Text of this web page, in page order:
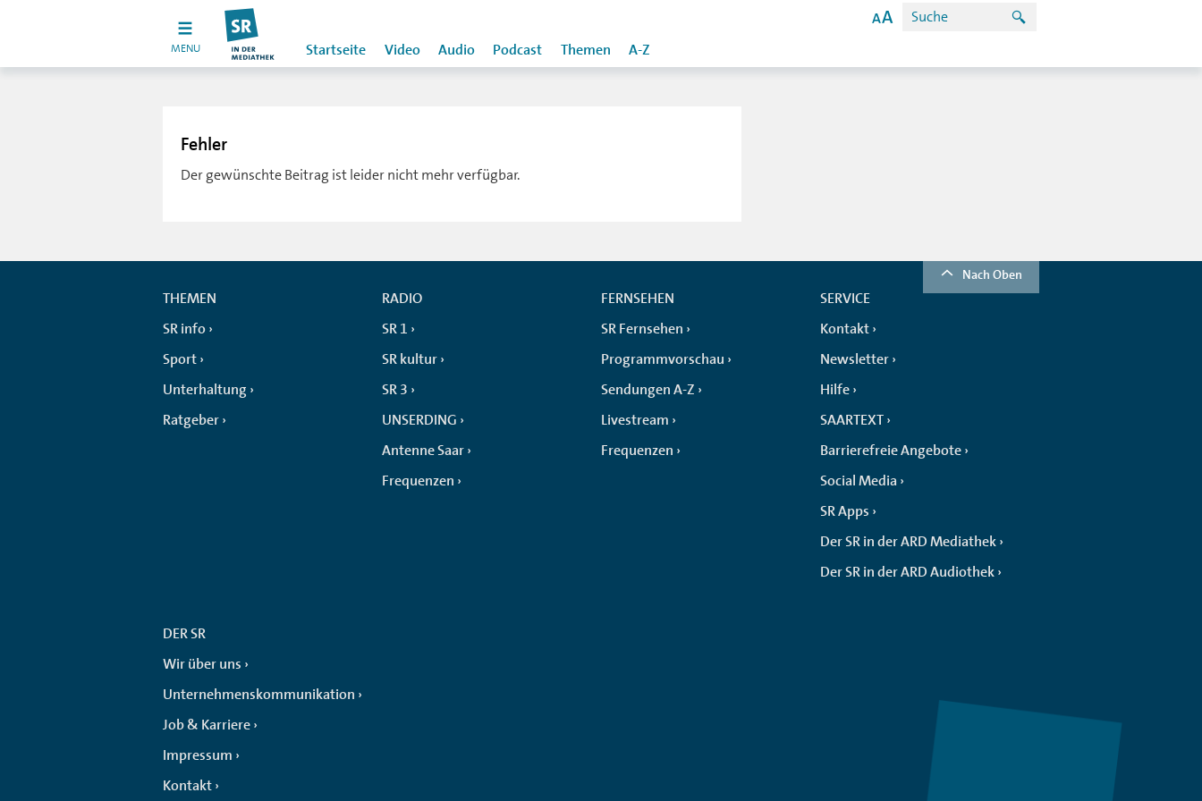
MENU Startseite Video Audio Podcast Themen A-Z
Fehler
Der gewünschte Beitrag ist leider nicht mehr verfügbar.
Nach Oben
THEMEN
SR info
Sport
Unterhaltung
Ratgeber
RADIO
SR 1
SR kultur
SR 3
UNSERDING
Antenne Saar
Frequenzen
FERNSEHEN
SR Fernsehen
Programmvorschau
Sendungen A-Z
Livestream
Frequenzen
SERVICE
Kontakt
Newsletter
Hilfe
SAARTEXT
Barrierefreie Angebote
Social Media
SR Apps
Der SR in der ARD Mediathek
Der SR in der ARD Audiothek
DER SR
Wir über uns
Unternehmenskommunikation
Job & Karriere
Impressum
Kontakt